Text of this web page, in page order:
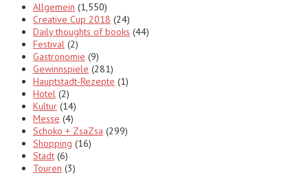
Allgemein (1,550)
Creative Cup 2018 (24)
Daily thoughts of books (44)
Festival (2)
Gastronomie (9)
Gewinnspiele (281)
Hauptstadt-Rezepte (1)
Hotel (2)
Kultur (14)
Messe (4)
Schoko + ZsaZsa (299)
Shopping (16)
Stadt (6)
Touren (3)